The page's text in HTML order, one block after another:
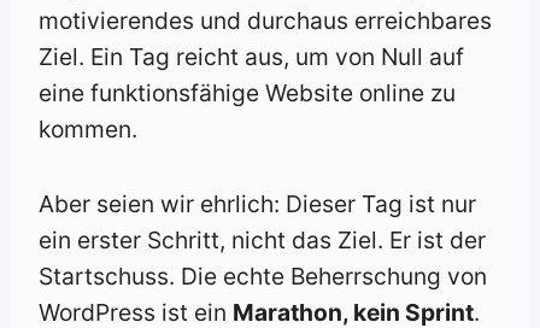
motivierendes und durchaus erreichbares
Ziel. Ein Tag reicht aus, um von Null auf
eine funktionsfähige Website online zu
kommen.
Aber seien wir ehrlich: Dieser Tag ist nur
ein erster Schritt, nicht das Ziel. Er ist der
Startschuss. Die echte Beherrschung von
WordPress ist ein Marathon, kein Sprint.